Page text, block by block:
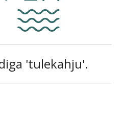
'tulekahju'.